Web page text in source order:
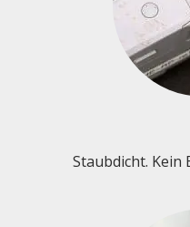
Staubdicht. Kein